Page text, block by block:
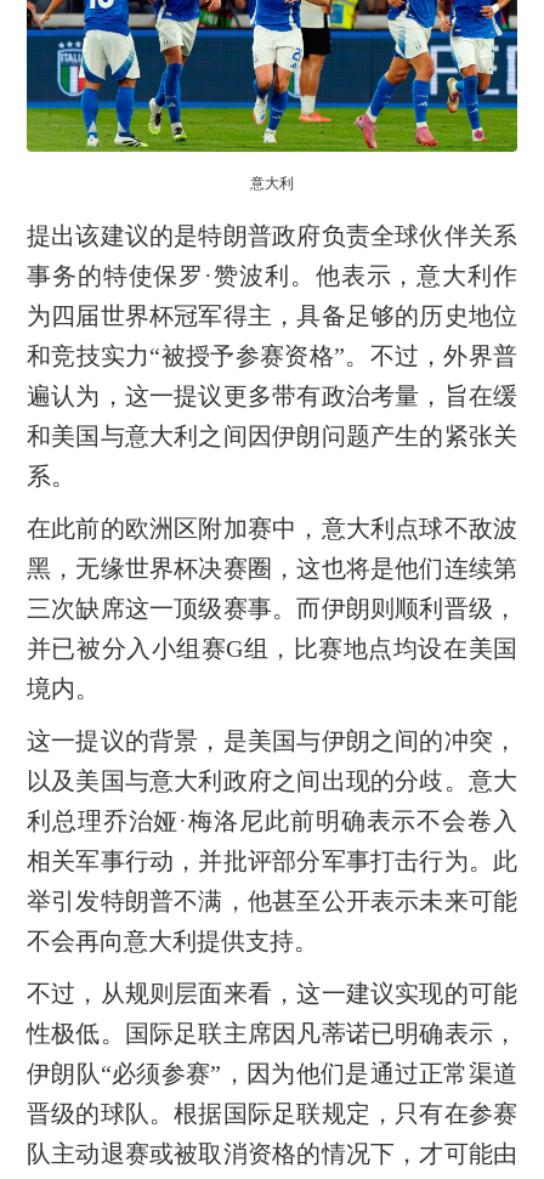
意大利
提出该建议的是特朗普政府负责全球伙伴关系
事务的特使保罗·赞波利。他表示，意大利作
为四届世界杯冠军得主，具备足够的历史地位
和竞技实力“被授予参赛资格”。不过，外界普
遍认为，这一提议更多带有政治考量，旨在缓
和美国与意大利之间因伊朗问题产生的紧张关
系。
在此前的欧洲区附加赛中，意大利点球不敌波
黑，无缘世界杯决赛圈，这也将是他们连续第
三次缺席这一顶级赛事。而伊朗则顺利晋级，
并已被分入小组赛G组，比赛地点均设在美国
境内。
这一提议的背景，是美国与伊朗之间的冲突，
以及美国与意大利政府之间出现的分歧。意大
利总理乔治娅·梅洛尼此前明确表示不会卷入
相关军事行动，并批评部分军事打击行为。此
举引发特朗普不满，他甚至公开表示未来可能
不会再向意大利提供支持。
不过，从规则层面来看，这一建议实现的可能
性极低。国际足联主席因凡蒂诺已明确表示，
伊朗队“必须参赛”，因为他们是通过正常渠道
晋级的球队。根据国际足联规定，只有在参赛
队主动退赛或被取消资格的情况下，才可能由